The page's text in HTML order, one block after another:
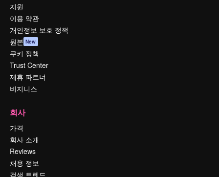
지원
이용 약관
개인정보 보호 정책
원본 New
쿠키 정책
Trust Center
제휴 파트너
비지니스
회사
가격
회사 소개
Reviews
채용 정보
검색 트렌드